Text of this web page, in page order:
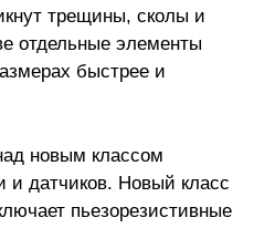
трещины, сколы и
отдельные элементы
быстрее и
новым классом
и датчиков. Новый класс
пьезорезистивные